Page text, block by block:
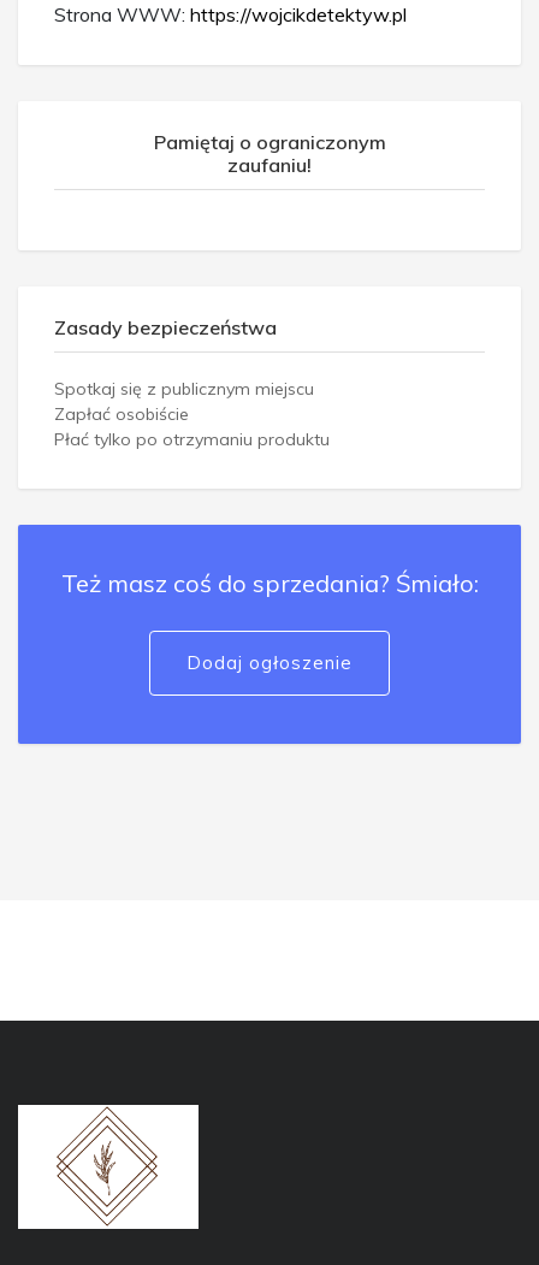
Strona WWW: https://wojcikdetektyw.pl
Pamiętaj o ograniczonym
zaufaniu!
Zasady bezpieczeństwa
Spotkaj się z publicznym miejscu
Zapłać osobiście
Płać tylko po otrzymaniu produktu
Też masz coś do sprzedania? Śmiało:
Dodaj ogłoszenie